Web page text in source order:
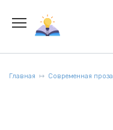
содержанию
Главная Современная проза